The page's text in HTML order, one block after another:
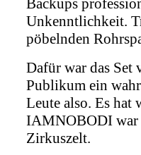
Backups
Unkenntlichkeit.
pöbelnden
Dafür war das
Publikum ein
Leute also. Es hat
IAMNOBODI war
Zirkuszelt.